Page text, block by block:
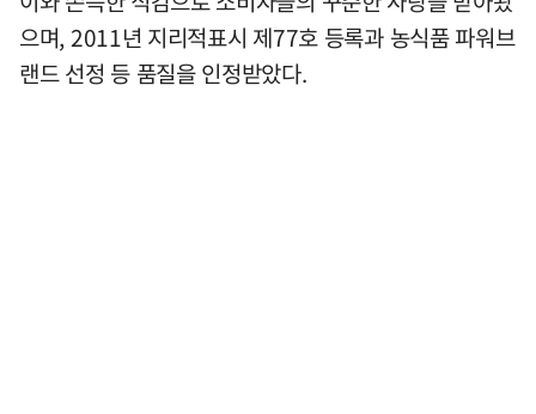
으며, 2011년 지리적표시 제77호 등록과 농식품 파워브
랜드 선정 등 품질을 인정받았다.